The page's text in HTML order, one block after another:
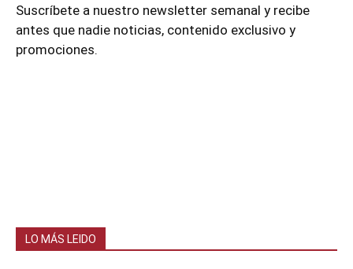
Suscríbete a nuestro newsletter semanal y recibe
antes que nadie noticias, contenido exclusivo y
promociones.
LO MÁS LEIDO